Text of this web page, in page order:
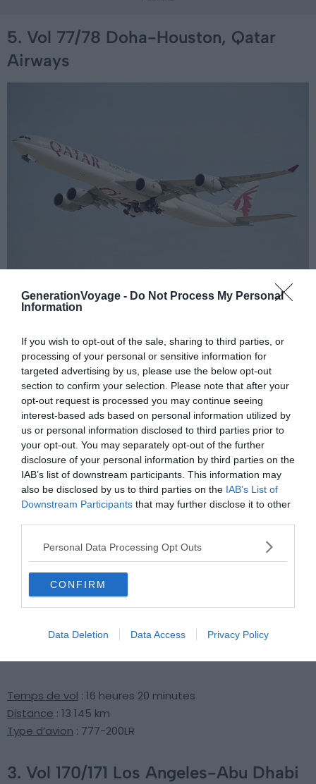
GenerationVoyage - Do Not Process My Personal
Information
If you wish to opt-out of the sale, sharing to third parties, or
processing of your personal or sensitive information for
targeted advertising by us, please use the below opt-out
section to confirm your selection. Please note that after your
opt-out request is processed you may continue seeing
interest-based ads based on personal information utilized by
us or personal information disclosed to third parties prior to
your opt-out. You may separately opt-out of the further
disclosure of your personal information by third parties on the
IAB’s list of downstream participants. This information may
also be disclosed by us to third parties on the IAB’s List of
Downstream Participants that may further disclose it to other
Personal Data Processing Opt Outs
CONFIRM
Data Deletion Data Access Privacy Policy
5. Vol 77/78 Doha-Houston, Qatar
Airways
Distance: 12 900 km
Type d’avion: 777-200LR
4. Vol 211/212 Dubai-Houston,
Emirates
Temps de vol : 16 heures 20 minutes
Distance : 13 145 km
Type d’avion : 777-200LR
3. Vol 170/171 Los Angeles-Abu Dhabi